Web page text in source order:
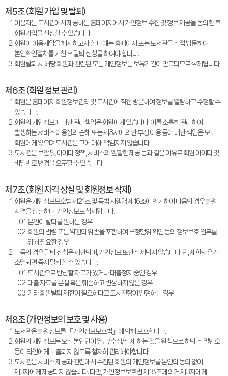
제5조 (회원 가입 및 탈퇴)
이용자는 도서관에서 제공하는 홈페이지에서 개인정보 수집 및 정보 제공을 동의한 후
회원가입을 신청할 수 있습니다
회원이 이용계약을 해지하고자 할 때에는 홈페이지 또는 도서관을 직접 방문하여
본인확인절차를 거친 후 탈퇴 신청을 하여야 합니다.
회원탈퇴 시 해당 회원과 관련된 모든 개인정보는 보유기간이 만료되므로 삭제됩니다.
제6조 (회원 정보 관리)
회원은 홈페이지 회원정보관리 및 도서관에 직접 방문하여 정보를 열람하고 수정할 수
있습니다.
회원의 개인정보에 대한 관리책임은 회원에게 있습니다. 이를 소홀히 관리하여
발생하는 서비스 이용상의 손해 또는 제3자에 의한 부정 이용 등에 대한 책임은 모두
회원에게 있으며 도서관은 그에 대해 책임지지 않습니다.
도서관은 보안 및 아이디 정책, 서비스의 원활한 제공 등과 같은 이유로 회원 아이디 및
비밀번호 변경을 요구할 수 있습니다.
제7조 (회원 자격 상실 및 회원정보 삭제)
회원은 개인정보보호법 제21조 및 동법 시행령 제16조에 의거하여 다음의 경우 회원
자격을 상실하며, 개인정보도 삭제됩니다.
본인이 탈퇴를 원하는 경우
회원의 법령 또는 약관의 위반을 포함하여 부정행위 확인 등의 정보보호 업무를
위해 필요한 경우
다음의 경우 탈퇴 신청은 제한되며, 개인정보 또한 삭제되지 않습니다. 단, 제한사유가
소멸되면 즉시 탈퇴할 수 있습니다.
도서관으로 반납할 자료가 있거나 대출정지 중인 경우
대출 자료를 분실 혹은 훼손하고 변상하지 않은 경우
기타 회원탈퇴 제한이 필요하다고 도서관장이 인정하는 경우
제8조 (개인정보의 보호 및 사용)
도서관은 회원정보를 『개인정보보호법』에 의해 보호합니다.
회원의 개인정보는 오직 본인만이 열람/수정/삭제 하는 것을 원칙으로 하되, 비밀번호
등이 타인에게 노출되지 않도록 철저히 관리해야합니다.
도서관은 서비스 제공과 관련해서 수집된 회원의 개인정보를 본인의 동의 없이
제3자에게 제공되지 않습니다. 다만, 개인정보보호법 제18조에 의거 제3자에게